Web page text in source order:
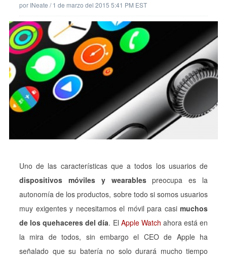
por INeate /1 de marzo del 2015 5:41 PM EST
Uno de las características que a todos los usuarios de
dispositivos móviles y wearablespreocupa es la
autonomía de los productos, sobre todo si somos usuarios
muy exigentes y necesitamos el móvil para casi muchos
de los quehaceres del día. El Apple Watch ahora está en
la mira de todos, sin embargo el CEO de Apple ha
señalado que su batería no solo durará mucho tiempo